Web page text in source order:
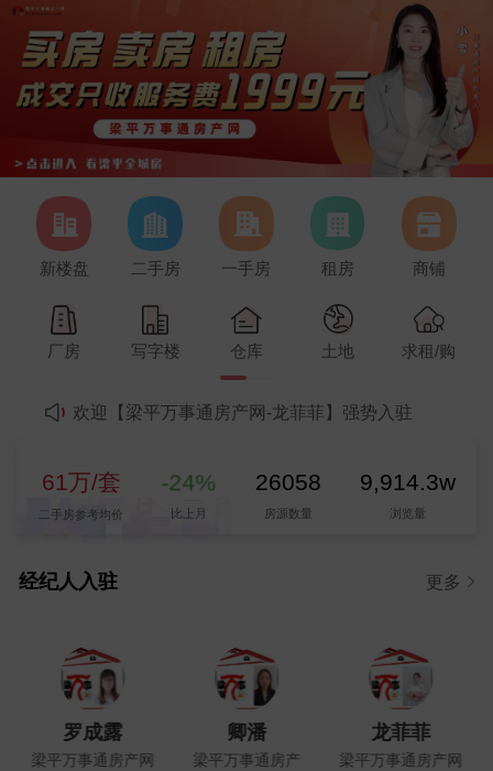
新楼盘 二手房 一手房 租房 商铺
厂房 写字楼 仓库 土地 求租/购
【李】发布了【求租】的求租信息
温馨提示：房东朋友不要跟中介签独家协议！！本网站所有图片和资料由开发商或个人提供，不做合同要约，资料图片可能与实际有一定出入，仅供参考，请以实际为准。本网站不得发布虚假房源信息、不得发布虚假房源广告；不得侵犯任何第三方的合法权益。
欢迎【梁平万事通房产网-李英华】强势入驻
欢迎【梁平万事通房产网-杨雪】强势入驻
欢迎【梁平万事通-罗晓洪】强势入驻
欢迎【梁平万事通房产网-龙菲菲】强势入驻
【罗成露】发布了【双桂雅苑B区 精装2房急租】的租房信息
【胡老师】发布了【求租】的求租信息
【曾先生】发布了【求租】的求租信息
【麻辣】发布了【梁平城区租房】的求租信息
61万/套
0元/m
61万/套
二手房参考均价
新房参考均价
-24%
比上月
26058
房源数量
9,914.3w
浏览量
经纪人入驻 更多
罗成露
梁平万事通房产网
卿潘
梁平万事通房产
龙菲菲
梁平万事通房产网